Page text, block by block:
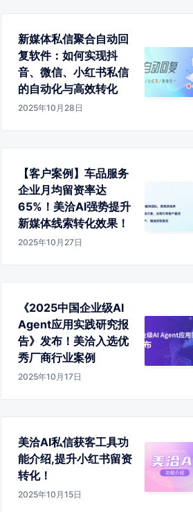
新媒体私信聚合自动回
复软件：如何实现抖
音、微信、小红书私信
的自动化与高效转化
2025年10月28日
【客户案例】车品服务
企业月均留资率达
65%！美洽AI强势提升
新媒体线索转化效果！
2025年10月27日
《2025中国企业级AI
Agent应用实践研究报
告》发布！美洽入选优
秀厂商行业案例
2025年10月17日
美洽AI私信获客工具功
能介绍,提升小红书留资
转化！
2025年10月15日